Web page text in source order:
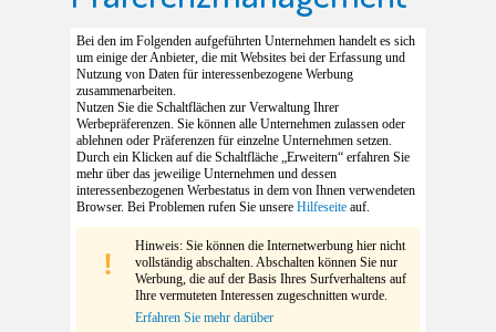
Bei den im Folgenden aufgeführten Unternehmen handelt es sich
um einige der Anbieter, die mit Websites bei der Erfassung und
Nutzung von Daten für interessenbezogene Werbung
zusammenarbeiten.
Nutzen Sie die Schaltflächen zur Verwaltung Ihrer
Werbepräferenzen. Sie können alle Unternehmen zulassen oder
ablehnen oder Präferenzen für einzelne Unternehmen setzen.
Durch ein Klicken auf die Schaltfläche „Erweitern“ erfahren Sie
mehr über das jeweilige Unternehmen und dessen
interessenbezogenen Werbestatus in dem von Ihnen verwendeten
Browser. Bei Problemen rufen Sie unsere Hilfeseite auf.
Hinweis: Sie können die Internetwerbung hier nicht
vollständig abschalten. Abschalten können Sie nur
Werbung, die auf der Basis Ihres Surfverhaltens auf
Ihre vermuteten Interessen zugeschnitten wurde.
Erfahren Sie mehr darüber